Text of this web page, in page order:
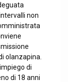
non
olanzapina.
di
di 18 anni